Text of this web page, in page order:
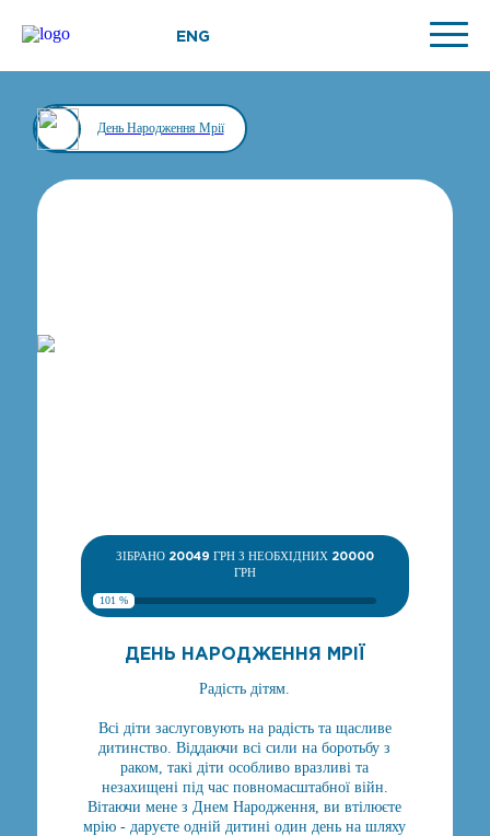
ENG
День Народження Мрії
ЗІБРАНО 20049 ГРН З НЕОБХІДНИХ 20000
ГРН
101 %
ДЕНЬ НАРОДЖЕННЯ МРІЇ
Радість дітям.
Всі діти заслуговують на радість та щасливе
дитинство. Віддаючи всі сили на боротьбу з
раком, такі діти особливо вразливі та
незахищені під час повномасштабної війн.
Вітаючи мене з Днем Народження, ви втілюєте
мрію - даруєте одній дитині один день на шляху